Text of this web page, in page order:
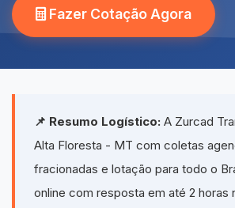
Fazer Cotação Agora
📌 Resumo Logístico: A Zurcad
Alta Floresta - MT com coletas
fracionadas e lotação para todo o
online com resposta em até 2 horas